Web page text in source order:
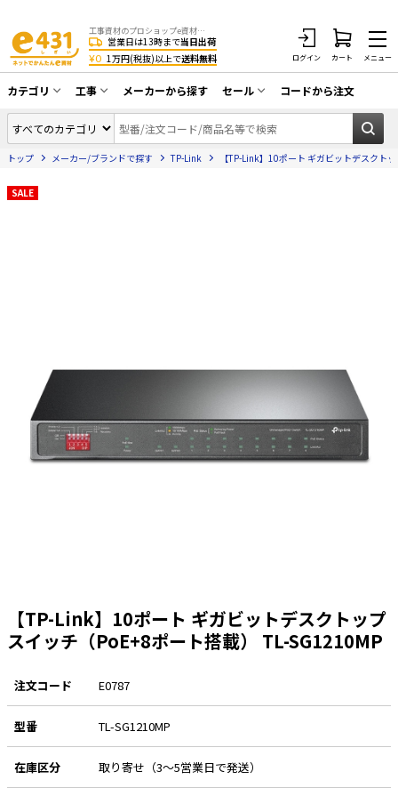
工事資材のプロショップe資材 CATV・アンテナ・防犯・光・LAN・電気・空調工事など
営業日は13時まで当日出荷
¥0 1万円(税抜)以上で送料無料 ログイン カート メニュー
カテゴリ
同軸ケーブル／テレビ用接栓／関連工具
アンテナ・取付金具・ブースター／CATV
エアコン・換気扇・空調資材
太陽光発電ケーブル・コネクタ・関連資
材/機器
PF管/FEP管/CD管/情報線保護管
EV充電設備工事関連
感染症関連
工事
CATV・アンテナ工事
光工事・FTTH工事
太陽光発電工事
ホテル・病院向け
メーカーから探す セール
在庫一掃セール
コードから注文
トップ メーカー/ブランドで探す TP-Link 【TP-Link】10ポート ギガビットデスクト
【TP-Link】10ポート ギガビットデスクトップ
スイッチ（PoE+8ポート搭載） TL-SG1210MP
SALE
注文コード E0787
型番 TL-SG1210MP
在庫区分 取り寄せ（3～5営業日で発送）